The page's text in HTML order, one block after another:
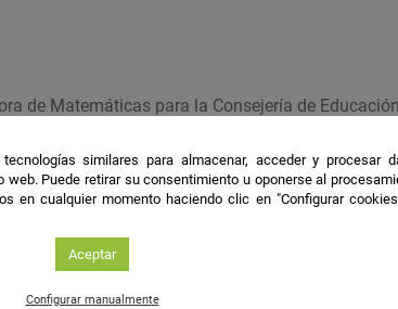
de Matemáticas para la Consejería de
de Matemáticas de la UHU durante
del trabajo de Investigación “ISOCRONÍA
similares para almacenar, acceder y procesar
Puede retirar su consentimiento u oponerse al
en cualquier momento haciendo clic en "Configurar
Aceptar
Configurar manualmente